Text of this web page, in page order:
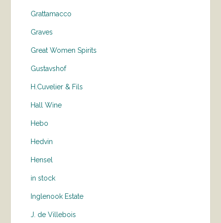
Grattamacco
Graves
Great Women Spirits
Gustavshof
H.Cuvelier & Fils
Hall Wine
Hebo
Hedvin
Hensel
in stock
Inglenook Estate
J. de Villebois